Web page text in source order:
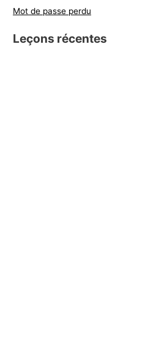
Mot de passe perdu
Leçons récentes